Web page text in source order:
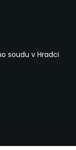
soudu v Hradci